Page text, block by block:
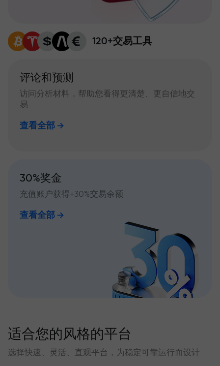
120+交易工具
评论和预测
访问分析材料，帮助您看得更清楚、更自信地交
易
查看全部
30%奖金
充值账户获得+30%交易余额
查看全部
适合您的风格的平台
选择快速、灵活、直观平台，为稳定可靠运行而设计